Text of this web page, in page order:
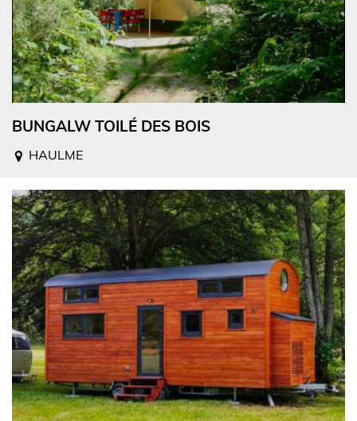
BUNGALW TOILÉ DES BOIS
HAULME